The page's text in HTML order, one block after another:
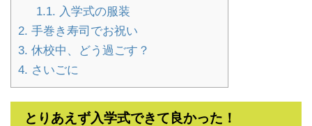
1.1. 入学式の服装
2. 手巻き寿司でお祝い
3. 休校中、どう過ごす？
4. さいごに
とりあえず入学式できて良かった！